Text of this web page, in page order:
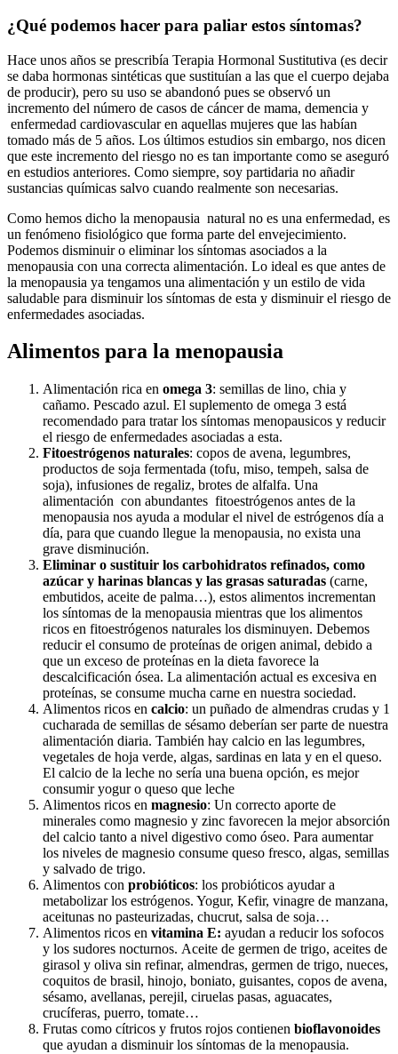
¿Qué podemos hacer para paliar estos síntomas?
Hace unos años se prescribía Terapia Hormonal Sustitutiva (es decir
se daba hormonas sintéticas que sustituían a las que el cuerpo dejaba
de producir), pero su uso se abandonó pues se observó un
incremento del número de casos de cáncer de mama, demencia y
enfermedad cardiovascular en aquellas mujeres que las habían
tomado más de 5 años. Los últimos estudios sin embargo, nos dicen
que este incremento del riesgo no es tan importante como se aseguró
en estudios anteriores. Como siempre, soy partidaria no añadir
sustancias químicas salvo cuando realmente son necesarias.
Como hemos dicho la menopausia natural no es una enfermedad, es
un fenómeno fisiológico que forma parte del envejecimiento.
Podemos disminuir o eliminar los síntomas asociados a la
menopausia con una correcta alimentación. Lo ideal es que antes de
la menopausia ya tengamos una alimentación y un estilo de vida
saludable para disminuir los síntomas de esta y disminuir el riesgo de
enfermedades asociadas.
Alimentos para la menopausia
Alimentación rica en omega 3: semillas de lino, chia y
cañamo. Pescado azul. El suplemento de omega 3 está
recomendado para tratar los síntomas menopausicos y reducir
el riesgo de enfermedades asociadas a esta.
Fitoestrógenos naturales: copos de avena, legumbres,
productos de soja fermentada (tofu, miso, tempeh, salsa de
soja), infusiones de regaliz, brotes de alfalfa. Una
alimentación con abundantes fitoestrógenos antes de la
menopausia nos ayuda a modular el nivel de estrógenos día a
día, para que cuando llegue la menopausia, no exista una
grave disminución.
Eliminar o sustituir los carbohidratos refinados, como
azúcar y harinas blancas y las grasas saturadas (carne,
embutidos, aceite de palma…), estos alimentos incrementan
los síntomas de la menopausia mientras que los alimentos
ricos en fitoestrógenos naturales los disminuyen. Debemos
reducir el consumo de proteínas de origen animal, debido a
que un exceso de proteínas en la dieta favorece la
descalcificación ósea. La alimentación actual es excesiva en
proteínas, se consume mucha carne en nuestra sociedad.
Alimentos ricos en calcio: un puñado de almendras crudas y 1
cucharada de semillas de sésamo deberían ser parte de nuestra
alimentación diaria. También hay calcio en las legumbres,
vegetales de hoja verde, algas, sardinas en lata y en el queso.
El calcio de la leche no sería una buena opción, es mejor
consumir yogur o queso que leche
Alimentos ricos en magnesio: Un correcto aporte de
minerales como magnesio y zinc favorecen la mejor absorción
del calcio tanto a nivel digestivo como óseo. Para aumentar
los niveles de magnesio consume queso fresco, algas, semillas
y salvado de trigo.
Alimentos con probióticos: los probióticos ayudar a
metabolizar los estrógenos. Yogur, Kefir, vinagre de manzana,
aceitunas no pasteurizadas, chucrut, salsa de soja…
Alimentos ricos en vitamina E: ayudan a reducir los sofocos
y los sudores nocturnos. Aceite de germen de trigo, aceites de
girasol y oliva sin refinar, almendras, germen de trigo, nueces,
coquitos de brasil, hinojo, boniato, guisantes, copos de avena,
sésamo, avellanas, perejil, ciruelas pasas, aguacates,
crucíferas, puerro, tomate…
Frutas como cítricos y frutos rojos contienen bioflavonoides
que ayudan a disminuir los síntomas de la menopausia.